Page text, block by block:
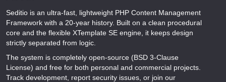
Seditio is an ultra-fast, lightweight PHP Content Management
Framework with a 20-year history. Built on a clean procedural
core and the flexible XTemplate SE engine, it keeps design
strictly separated from logic.
The system is completely open-source (BSD 3-Clause
License) and free for both personal and commercial projects.
Track development, report security issues, or join our